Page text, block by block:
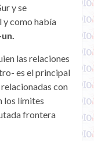
y se
y como había
las relaciones
es el principal
con
los límites
frontera